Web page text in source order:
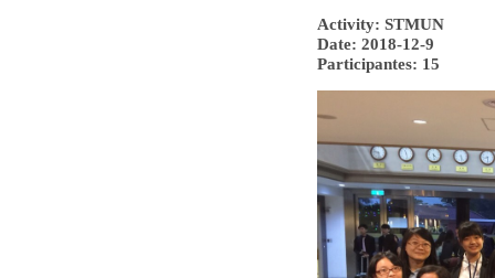
Activity: STMUN
Date: 2018-12-9
Participantes: 15